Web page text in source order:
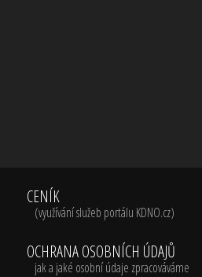
CENÍK
(využívání služeb portálu KDNO.cz)
OCHRANA OSOBNÍCH ÚDAJŮ
jak a jaké osobní údaje zpracováváme